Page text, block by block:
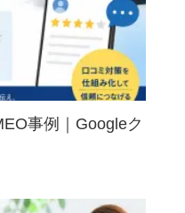
事例｜Googleク